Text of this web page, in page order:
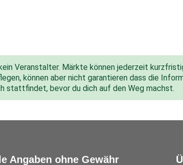
Veranstalter. Märkte können jederzeit
können aber nicht garantieren dass die
stattfindet, bevor du dich auf den Weg machst.
Angaben ohne Gewähr